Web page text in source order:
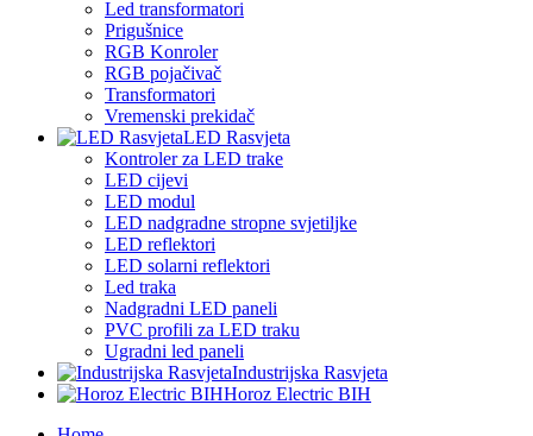
Led transformatori
Prigušnice
RGB Konroler
RGB pojačivač
Transformatori
Vremenski prekidač
LED Rasvjeta
Kontroler za LED trake
LED cijevi
LED modul
LED nadgradne stropne svjetiljke
LED reflektori
LED solarni reflektori
Led traka
Nadgradni LED paneli
PVC profili za LED traku
Ugradni led paneli
Industrijska Rasvjeta
Horoz Electric BIH